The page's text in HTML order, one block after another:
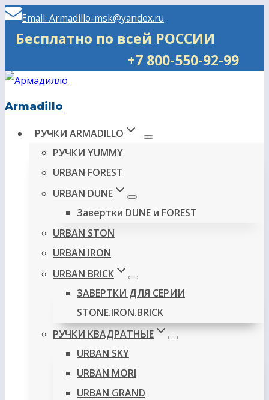
Перейти
Email: Armadillo-msk@yandex.ru
Бесплатно по всей РОССИИ
+7 800-550-92-99
Armadillo
РУЧКИ ARMADILLO
РУЧКИ YUMMY
URBAN FOREST
URBAN DUNE
Завертки DUNE и FOREST
URBAN STON
URBAN IRON
URBAN BRICK
ЗАВЕРТКИ ДЛЯ СЕРИИ
STONE.IRON.BRICK
РУЧКИ КВАДРАТНЫЕ
URBAN SKY
URBAN MORI
URBAN GRAND